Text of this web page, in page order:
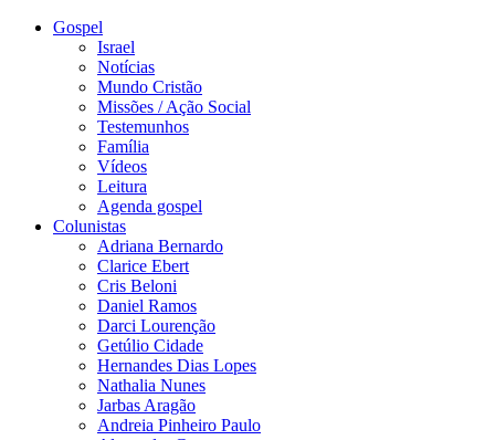
Gospel
Israel
Notícias
Mundo Cristão
Missões / Ação Social
Testemunhos
Família
Vídeos
Leitura
Agenda gospel
Colunistas
Adriana Bernardo
Clarice Ebert
Cris Beloni
Daniel Ramos
Darci Lourenção
Getúlio Cidade
Hernandes Dias Lopes
Nathalia Nunes
Jarbas Aragão
Andreia Pinheiro Paulo